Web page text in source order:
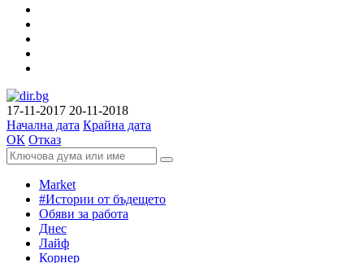
17-11-2017 20-11-2018
Начална дата Крайна дата
ОК Отказ
Market
#Истории от бъдещето
Обяви за работа
Днес
Лайф
Корнер